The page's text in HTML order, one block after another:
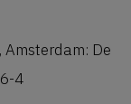
Amsterdam: De
4